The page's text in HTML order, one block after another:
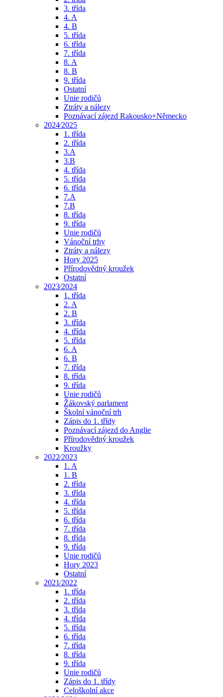
3. třída
4. A
4. B
5. třída
6. třída
7. třída
8. A
8. B
9. třída
Ostatní
Unie rodičů
Ztráty a nálezy
Poznávací zájezd Rakousko+Německo
2024⁄2025
1. třída
2. třída
3.A
3.B
4. třída
5. třída
6. třída
7.A
7.B
8. třída
9. třída
Unie rodičů
Vánoční trhy
Ztráty a nálezy
Hory 2025
Přírodovědný kroužek
Ostatní
2023⁄2024
1. třída
2. A
2. B
3. třída
4. třída
5. třída
6. A
6. B
7. třída
8. třída
9. třída
Unie rodičů
Žákovský parlament
Školní vánoční trh
Zápis do 1. třídy
Poznávací zájezd do Anglie
Přírodovědný kroužek
Kroužky
2022⁄2023
1. A
1. B
2. třída
3. třída
4. třída
5. třída
6. třída
7. třída
8. třída
9. třída
Unie rodičů
Hory 2023
Ostatní
2021⁄2022
1. třída
2. třída
3. třída
4. třída
5. třída
6. třída
7. třída
8. třída
9. třída
Unie rodičů
Zápis do 1. třídy
Celoškolní akce